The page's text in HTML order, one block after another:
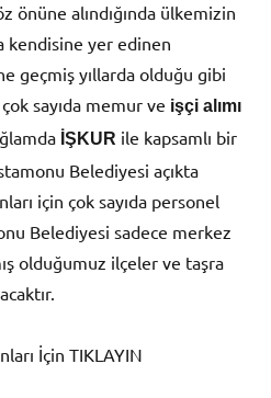
önüne alındığında ülkemizin
kendisine yer edinen
geçmiş yıllarda olduğu gibi
sayıda memur ve işçi alımı
İŞKUR ile kapsamlı bir
Belediyesi açıkta
için çok sayıda personel
Belediyesi sadece merkez
olduğumuz ilçeler ve taşra
İçin TIKLAYIN